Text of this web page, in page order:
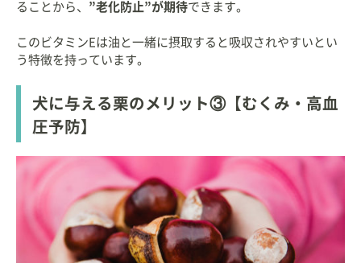
ることから、 ”老化防止”が期待できます。
このビタミンEは油と一緒に摂取すると吸収されやすいとい
う特徴を持っています。
犬に与える栗のメリット③【むくみ・高血
圧予防】